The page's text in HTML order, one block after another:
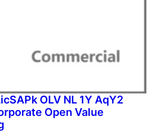
OLV NL 1Y AqY2
Open Value